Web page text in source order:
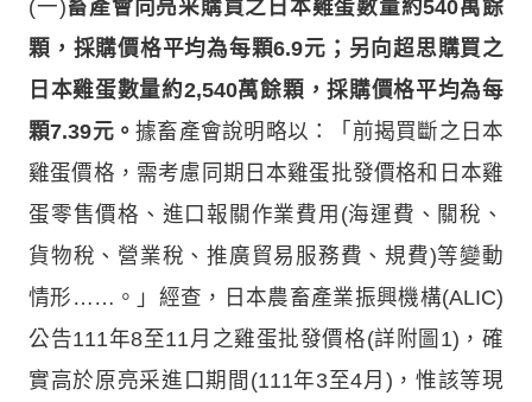
(一)畜產會向亮采購買之日本雞蛋數量約540萬餘
顆，採購價格平均為每顆6.9元；另向超思購買之
日本雞蛋數量約2,540萬餘顆，採購價格平均為每
顆7.39元。 據畜產會說明略以：「前揭買斷之日本
雞蛋價格，需考慮同期日本雞蛋批發價格和日本雞
蛋零售價格、進口報關作業費用(海運費、關稅、
貨物稅、營業稅、推廣貿易服務費、規費)等變動
情形……。」經查，日本農畜產業振興機構(ALIC)
公告111年8至11月之雞蛋批發價格(詳附圖1)，確
實高於原亮采進口期間(111年3至4月)，惟該等現